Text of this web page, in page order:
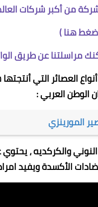
من أكبر شركات
هنا)
مراسلتنا عن طريق
الوطن العربي :
المورينزي
والكركديه ،
الأكسدة ويفيد